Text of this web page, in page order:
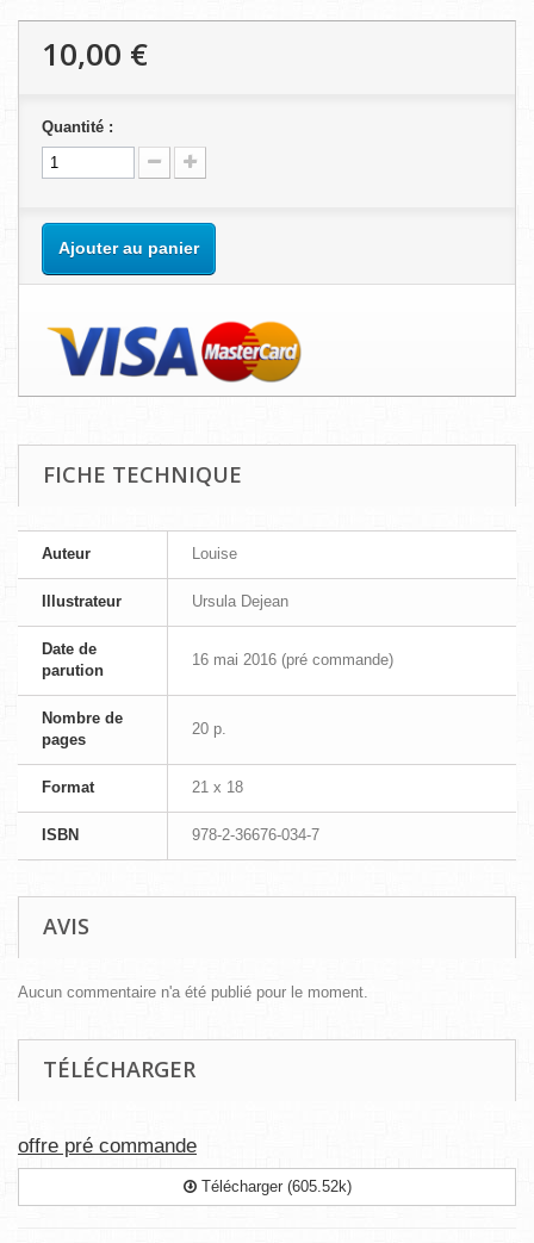
10,00 €
Quantité :
Ajouter au panier
FICHE TECHNIQUE
Auteur Louise
Illustrateur Ursula Dejean
Date de
parution
16 mai 2016 (pré commande)
Nombre de
pages
20 p.
Format 21 x 18
ISBN 978-2-36676-034-7
AVIS
Aucun commentaire n'a été publié pour le moment.
TÉLÉCHARGER
offre pré commande
Télécharger (605.52k)